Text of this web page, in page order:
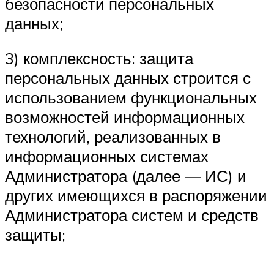
данных;
3) комплексность: защита
персональных данных строится с
использованием функциональных
возможностей информационных
технологий, реализованных в
информационных системах
Администратора (далее — ИС) и
других имеющихся в распоряжении
Администратора систем и средств
защиты;